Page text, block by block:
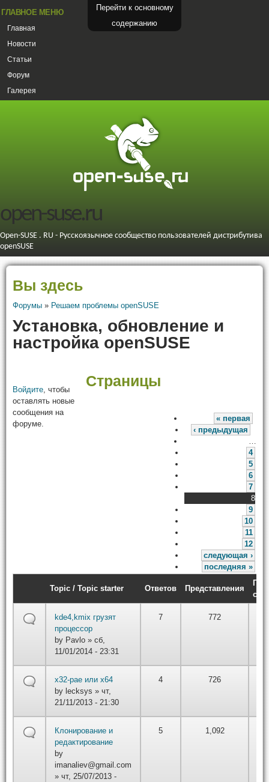
Перейти к основному
содержанию
ГЛАВНОЕ МЕНЮ
Главная
Новости
Статьи
Форум
Галерея
open-suse.ru
Open-SUSE . RU - Русскоязычное сообщество пользователей дистрибутива
openSUSE
Вы здесь
Форумы » Решаем проблемы openSUSE
Установка, обновление и
настройка openSUSE
Войдите, чтобы
оставлять новые
сообщения на
форуме.
Страницы
« первая
‹ предыдущая
…
4
5
6
7
8
9
10
11
12
следующая ›
последняя »
Topic / Topic starter Ответов Представления
kde4,kmix грузят
процессор
by Pavlo » сб,
11/01/2014 - 23:31
7 772
x32-pae или x64
by lecksys » чт,
21/11/2013 - 21:30
4 726
Клонирование и
редактирование
by
imanaliev@gmail.com
» чт, 25/07/2013 -
5 1,092